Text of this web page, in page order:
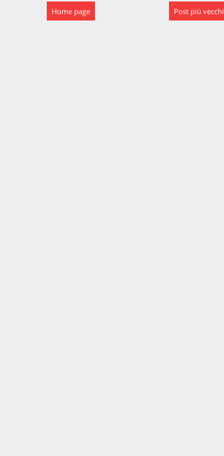
Post più vecchi
Home page